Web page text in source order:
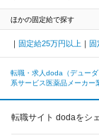
ほかの固定給で探す
固定給25万円以上 固
転職・求人doda（デュー
系サービス 医薬品メーカー
転職サイト dodaをシ